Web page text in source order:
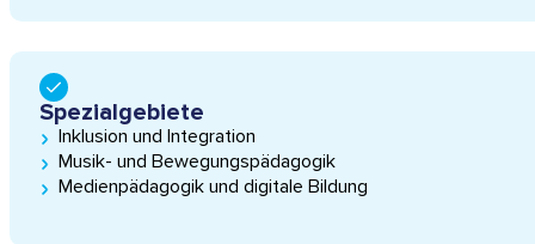
Spezialgebiete
Inklusion und Integration
Musik- und Bewegungspädagogik
Medienpädagogik und digitale Bildung